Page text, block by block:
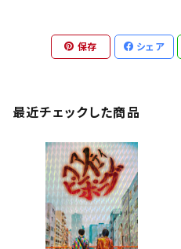
保存 シェア
最近チェックした商品